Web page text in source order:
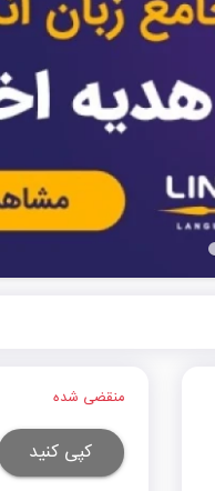
منقضی شده
کپی کنید